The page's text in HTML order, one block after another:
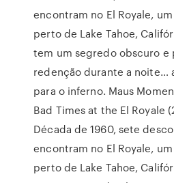
encontram no El Royale,
perto de Lake Tahoe,
tem um segredo obscuro e
redenção durante a noite…
para o inferno. Maus
Bad Times at the El Royale
Década de 1960, sete
encontram no El Royale,
perto de Lake Tahoe,